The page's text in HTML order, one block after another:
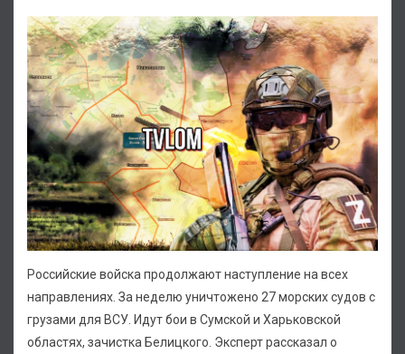
Российские войска продолжают наступление на всех
направлениях. За неделю уничтожено 27 морских судов с
грузами для ВСУ. Идут бои в Сумской и Харьковской
областях, зачистка Белицкого. Эксперт рассказал о